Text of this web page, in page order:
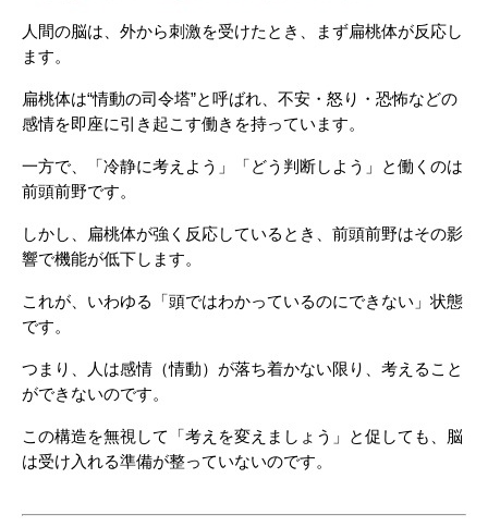
人間の脳は、外から刺激を受けたとき、まず扁桃体が反応し
ます。
扁桃体は“情動の司令塔”と呼ばれ、不安・怒り・恐怖などの
感情を即座に引き起こす働きを持っています。
一方で、「冷静に考えよう」「どう判断しよう」と働くのは
前頭前野です。
しかし、扁桃体が強く反応しているとき、前頭前野はその影
響で機能が低下します。
これが、いわゆる「頭ではわかっているのにできない」状態
です。
つまり、人は感情（情動）が落ち着かない限り、考えること
ができないのです。
この構造を無視して「考えを変えましょう」と促しても、脳
は受け入れる準備が整っていないのです。